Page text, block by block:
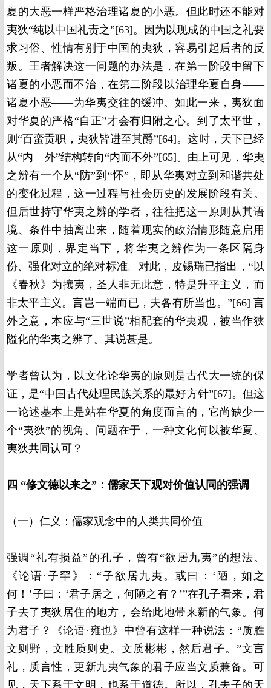
夏的大恶一样严格治理诸夏的小恶。但此时还不能对
夷狄“纯以中国礼责之”[63]。因为以现成的中国之礼要
求习俗、性情有别于中国的夷狄，容易引起后者的反
叛。王者解决这一问题的办法是，在第一阶段中留下
诸夏的小恶而不治，在第二阶段以治理华夏自身——
诸夏小恶——为华夷交往的缓冲。如此一来，夷狄面
对华夏的严格“自正”才会有归附之心。到了太平世，
则“百蛮贡职，夷狄皆进至其爵”[64]。这时，天下已经
从“内—外”结构转向“内而不外”[65]。由上可见，华夷
之辨有一个从“防”到“怀”，即从华夷对立到和谐共处
的变化过程，这一过程与社会历史的发展阶段有关。
但后世持守华夷之辨的学者，往往把这一原则从其语
境、条件中抽离出来，随着现实的政治情形随意启用
这一原则，界定当下，将华夷之辨作为一条区隔身
份、强化对立的绝对标准。对此，皮锡瑞已指出，“以
《春秋》为攘夷，圣人非无此意，特是升平主义，而
非太平主义。言岂一端而已，夫各有所当也。”[66] 言
外之意，本应与“三世说”相配套的华夷观，被当作狭
隘化的华夷之辨了。其说甚是。
学者曾认为，以文化论华夷的原则是古代大一统的保
证，是“中国古代处理民族关系的最好方针”[67]。但这
一论述基本上是站在华夏的角度而言的，它尚缺少一
个“夷狄”的视角。问题在于，一种文化何以被华夏、
夷狄共同认可？
四 “修文德以来之”：儒家天下观对价值认同的强调
（一）仁义：儒家观念中的人类共同价值
强调“礼有损益”的孔子，曾有“欲居九夷”的想法。
《论语·子罕》：“子欲居九夷。或曰：‘陋，如之
何！’子曰：‘君子居之，何陋之有？’”在孔子看来，君
子去了夷狄居住的地方，会给此地带来新的气象。何
为君子？《论语·雍也》中曾有这样一种说法：“质胜
文则野，文胜质则史。文质彬彬，然后君子。”文言
礼，质言性，更新九夷气象的君子应当文质兼备。可
见，天下系于文明，也系于道德。所以，孔夫子的天